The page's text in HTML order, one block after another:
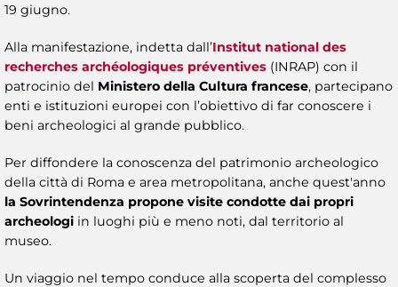
19 giugno.
Alla manifestazione, indetta dall’Institut national des
recherches archéologiques préventives (INRAP) con il
patrocinio del Ministero della Cultura francese, partecipano
enti e istituzioni europei con l’obiettivo di far conoscere i
beni archeologici al grande pubblico.
Per diffondere la conoscenza del patrimonio archeologico
della città di Roma e area metropolitana, anche quest'anno
la Sovrintendenza propone visite condotte dai propri
archeologi in luoghi più e meno noti, dal territorio al
museo.
Un viaggio nel tempo conduce alla scoperta del complesso